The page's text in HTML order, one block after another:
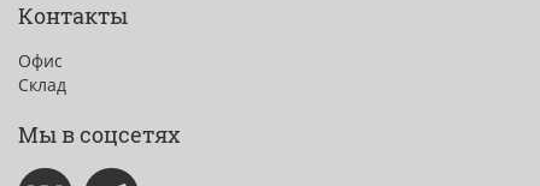
Контакты
Офис
Склад
Мы в соцсетях